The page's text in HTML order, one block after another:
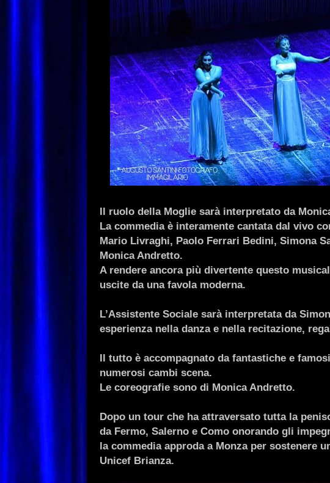
Il ruolo della Moglie sarà interpretato da
La commedia è interamente cantata dal vivo
Mario Livraghi, Paolo Ferrari Bedini, Simona
Monica Andretto.
A rendere ancora più divertente questo
uscite da una favola moderna.
L’Assistente Sociale sarà interpretata da
esperienza nella danza e nella recitazione,
Il tutto è accompagnato da fantastiche e
numerosi cambi scena.
Le coreografie sono di Monica Andretto.
Dopo un tour che ha attraversato tutta la
da Fermo, Salerno e Como onorando gli
la commedia approda a Monza per sostenere
Unicef Brianza.